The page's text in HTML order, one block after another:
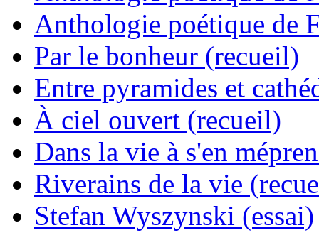
Anthologie poétique de
Par le bonheur (recueil)
Entre pyramides et
À ciel ouvert (recueil)
Dans la vie à s'en
Riverains de la vie
Stefan Wyszynski (essai)